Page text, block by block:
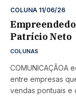
COLUNA 11/06/26
Patrício Neto
COLUNAS
COMUNICAÇÃOA
entre empresas
vendas pontuais e